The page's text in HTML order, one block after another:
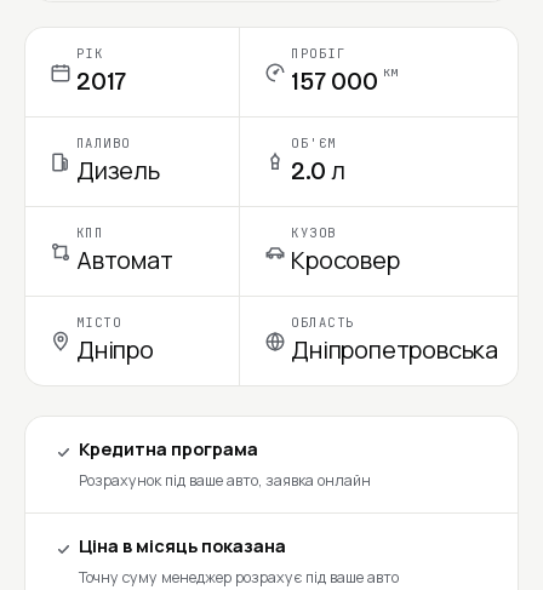
РІК
2017
ПРОБІГ
157 000 км
ПАЛИВО
Дизель
ОБ'ЄМ
2.0 л
КПП
Автомат
КУЗОВ
Кросовер
МІСТО
Дніпро
ОБЛАСТЬ
Дніпропетровська
Кредитна програма
Розрахунок під ваше авто, заявка онлайн
Ціна в місяць показана
Точну суму менеджер розрахує під ваше авто